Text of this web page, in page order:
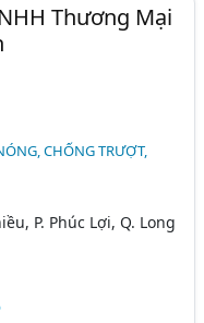
Thương Mại
CHỐNG TRƯỢT,
P. Phúc Lợi, Q. Long